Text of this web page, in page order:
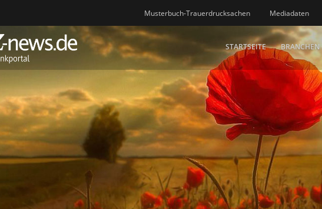
Musterbuch-Trauerdrucksachen Mediadaten
STARTSEITE BRANCHEN